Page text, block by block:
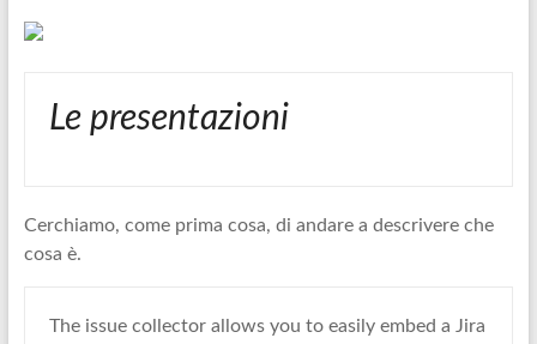
Le presentazioni
Cerchiamo, come prima cosa, di andare a descrivere che
cosa è.
The issue collector allows you to easily embed a Jira